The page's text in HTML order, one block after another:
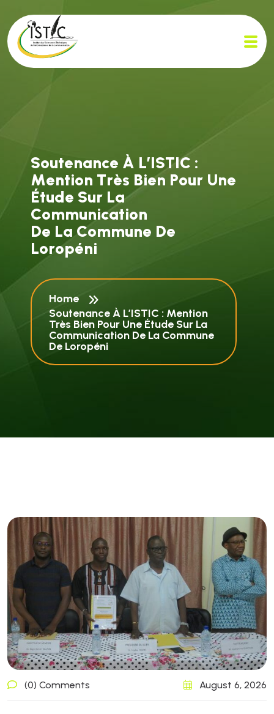
Soutenance À L’ISTIC :
Mention Très Bien Pour Une
Étude Sur La
Communication
De La Commune De
Loropéni
Home
Soutenance À L’ISTIC : Mention
Très Bien Pour Une Étude Sur La
Communication De La Commune
De Loropéni
(0) Comments August 6, 2026